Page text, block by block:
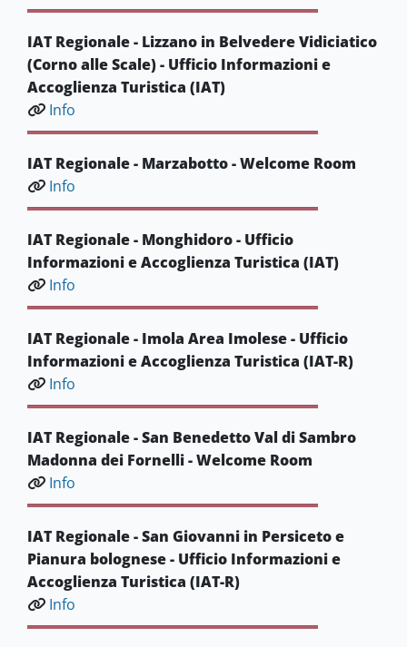
IAT Regionale - Lizzano in Belvedere Vidiciatico
(Corno alle Scale) - Ufficio Informazioni e
Accoglienza Turistica (IAT)
Info
IAT Regionale - Marzabotto - Welcome Room
Info
IAT Regionale - Monghidoro - Ufficio
Informazioni e Accoglienza Turistica (IAT)
Info
IAT Regionale - Imola Area Imolese - Ufficio
Informazioni e Accoglienza Turistica (IAT-R)
Info
IAT Regionale - San Benedetto Val di Sambro
Madonna dei Fornelli - Welcome Room
Info
IAT Regionale - San Giovanni in Persiceto e
Pianura bolognese - Ufficio Informazioni e
Accoglienza Turistica (IAT-R)
Info